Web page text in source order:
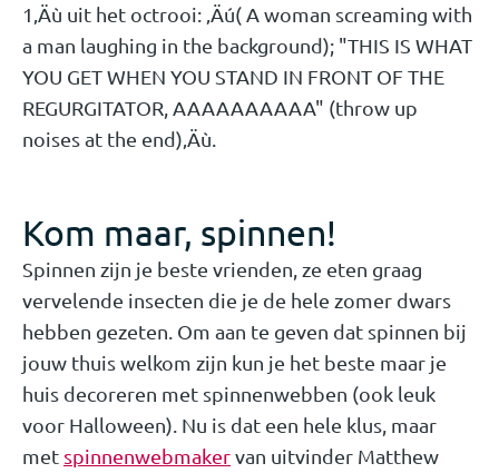
1‚Äù uit het octrooi: ‚Äú( A woman screaming with
a man laughing in the background); "THIS IS WHAT
YOU GET WHEN YOU STAND IN FRONT OF THE
REGURGITATOR, AAAAAAAAAA" (throw up
noises at the end)‚Äù.
Kom maar, spinnen!
Spinnen zijn je beste vrienden, ze eten graag
vervelende insecten die je de hele zomer dwars
hebben gezeten. Om aan te geven dat spinnen bij
jouw thuis welkom zijn kun je het beste maar je
huis decoreren met spinnenwebben (ook leuk
voor Halloween). Nu is dat een hele klus, maar
met spinnenwebmakervan uitvinder Matthew